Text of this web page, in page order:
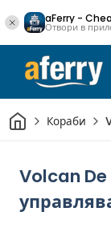
aFerry -
Отвори в
Начало
Кораби
Volcan